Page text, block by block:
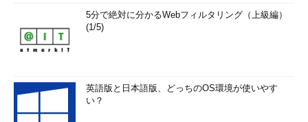
5分で絶対に分かるWebフィルタリング（上級編）
(1/5)
英語版と日本語版、どっちのOS環境が使いやす
い？